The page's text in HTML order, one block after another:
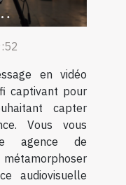
en vidéo
captivant pour
capter
Vous vous
agence de
audiovisuelle